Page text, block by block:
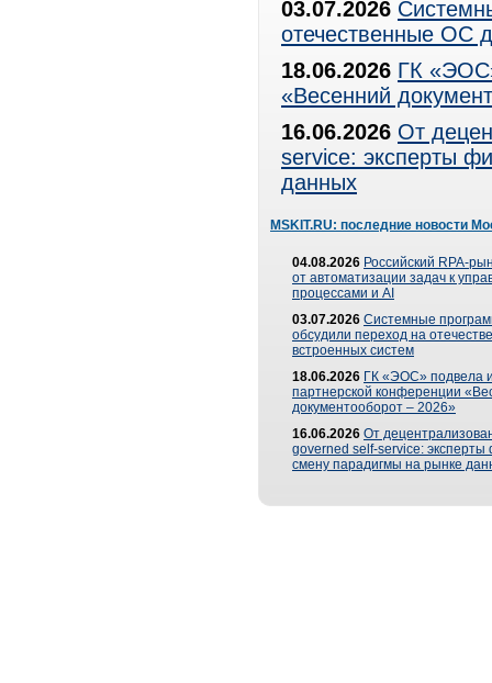
03.07.2026
отечественные ОС
18.06.2026 ГК
«Весенний
16.06.2026 От
service: эксперты
данных
MSKIT.RU: последние новости
04.08.2026 Российский RPA-
от автоматизации задач к
процессами и AI
03.07.2026 Системные
обсудили переход на
встроенных систем
18.06.2026 ГК «ЭОС» подвела
партнерской конференции
документооборот – 2026»
16.06.2026 От
governed self-service: эксперты
смену парадигмы на рынке